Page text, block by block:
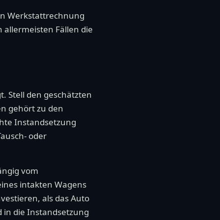
Werkstattrechnung
allermeisten Fällen die
Stell den geschätzten
gehört zu den
Instandsetzung
oder
vom
intakten Wagens
als das Auto
in die Instandsetzung